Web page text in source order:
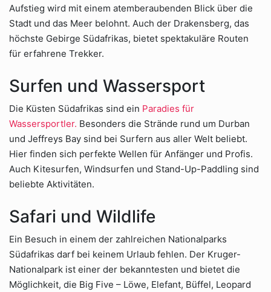
Aufstieg wird mit einem atemberaubenden Blick über die
Stadt und das Meer belohnt. Auch der Drakensberg, das
höchste Gebirge Südafrikas, bietet spektakuläre Routen
für erfahrene Trekker.
Surfen und Wassersport
Die Küsten Südafrikas sind ein Paradies für
Wassersportler. Besonders die Strände rund um Durban
und Jeffreys Bay sind bei Surfern aus aller Welt beliebt.
Hier finden sich perfekte Wellen für Anfänger und Profis.
Auch Kitesurfen, Windsurfen und Stand-Up-Paddling sind
beliebte Aktivitäten.
Safari und Wildlife
Ein Besuch in einem der zahlreichen Nationalparks
Südafrikas darf bei keinem Urlaub fehlen. Der Kruger-
Nationalpark ist einer der bekanntesten und bietet die
Möglichkeit, die Big Five – Löwe, Elefant, Büffel, Leopard